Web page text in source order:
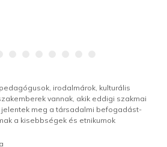
irodalmárok, kulturális
vannak, akik eddigi szakmai
meg a társadalmi befogadást-
a kisebbségek és etnikumok